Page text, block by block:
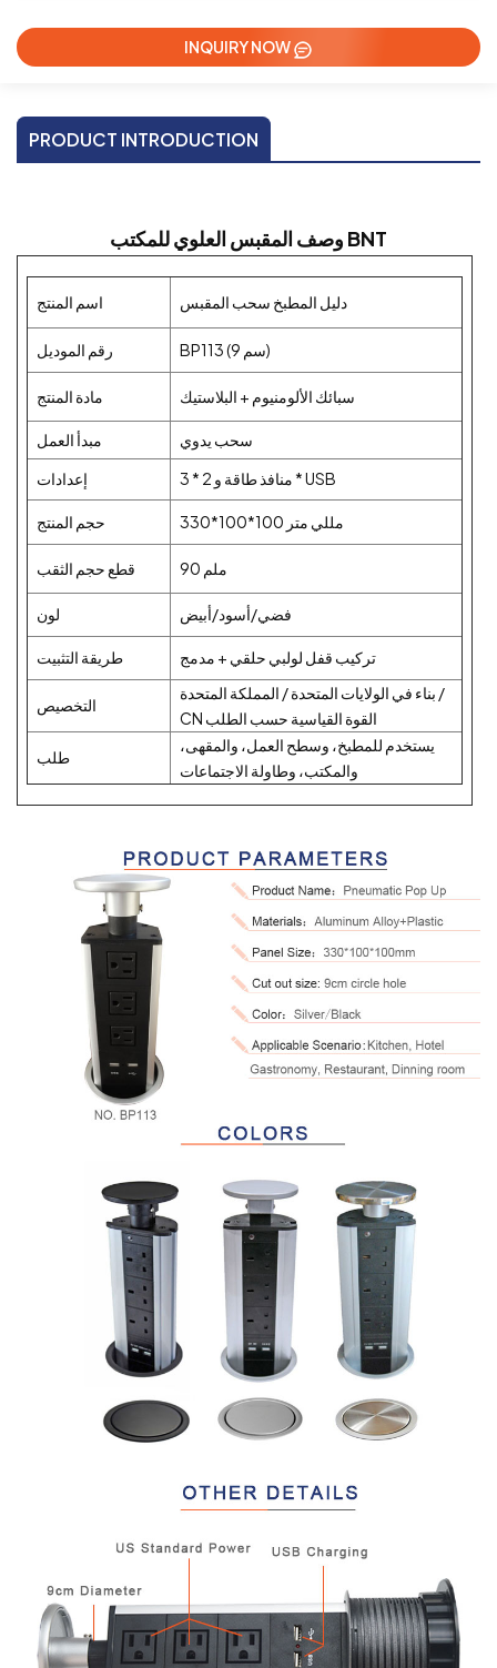
INQUIRY NOW
PRODUCT INTRODUCTION
وصف المقبس العلوي للمكتب BNT
اسم المنتج دليل المطبخ سحب المقبس
رقم الموديل BP113 (9 سم)
مادة المنتج سبائك الألومنيوم + البلاستيك
مبدأ العمل
سحب يدوي
إعدادات
3 * منافذ طاقة و 2 * USB
حجم المنتج 330*100*100 مللي متر
قطع حجم الثقب 90 ملم
لون فضي/أسود/أبيض
طريقة التثبيت تركيب قفل لولبي حلقي + مدمج
التخصيص
بناء في الولايات المتحدة / المملكة المتحدة /
CN القوة القياسية حسب الطلب
طلب
يستخدم للمطبخ، وسطح العمل، والمقهى،
والمكتب، وطاولة الاجتماعات